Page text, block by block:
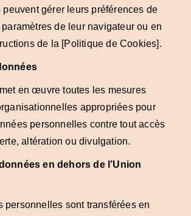
peuvent gérer leurs préférences de
de leur navigateur ou en
de la [Politique de Cookies].
en œuvre toutes les mesures
appropriées pour
personnelles contre tout accès
altération ou divulgation.
en dehors de l’Union
personnelles sont transférées en